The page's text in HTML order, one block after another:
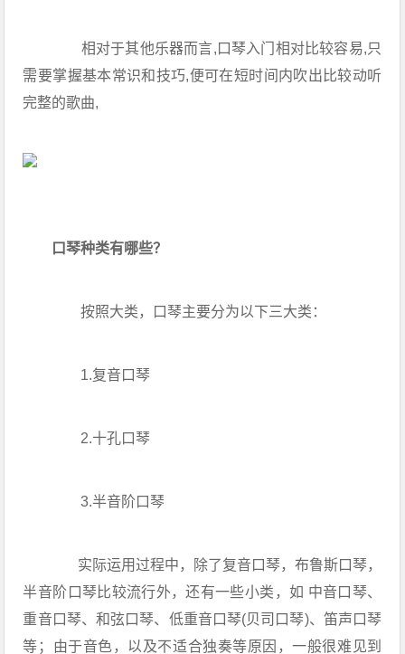
相对于其他乐器而言,口琴入门相对比较容易,只
需要掌握基本常识和技巧,便可在短时间内吹出比较动听
完整的歌曲,
口琴种类有哪些？
按照大类，口琴主要分为以下三大类：
1.复音口琴
2.十孔口琴
3.半音阶口琴
实际运用过程中，除了复音口琴，布鲁斯口琴，
半音阶口琴比较流行外，还有一些小类，如 中音口琴、
重音口琴、和弦口琴、低重音口琴(贝司口琴)、笛声口琴
等；由于音色，以及不适合独奏等原因，一般很难见到